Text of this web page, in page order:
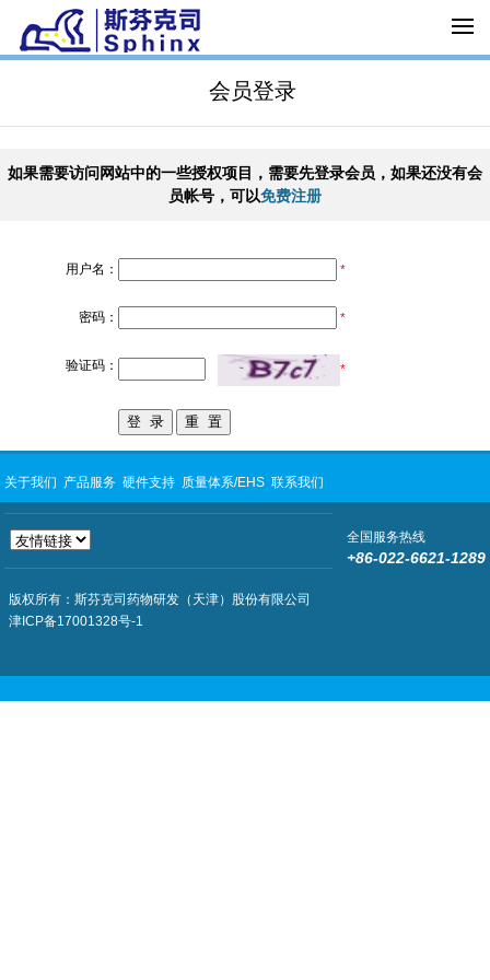
会员登录
如果需要访问网站中的一些授权项目，需要先登录会员，如果还没有会
员帐号，可以免费注册
用户名： *
密码： *
验证码： *
关于我们 产品服务 硬件支持 质量体系/EHS 联系我们
全国服务热线
+86-022-6621-1289
版权所有：斯芬克司药物研发（天津）股份有限公司
津ICP备17001328号-1